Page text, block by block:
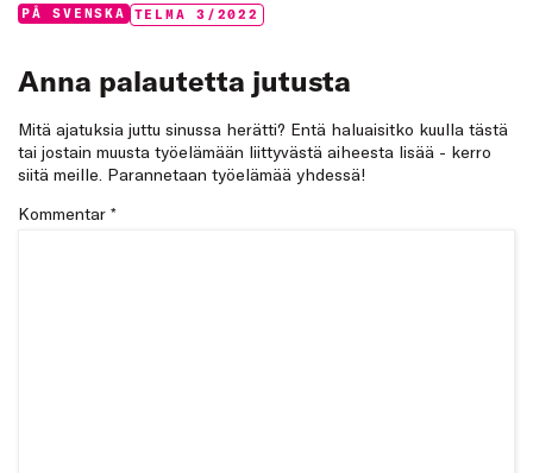
Categories:
PÅ SVENSKA Tags:
TELMA 3/2022
Anna palautetta jutusta
Mitä ajatuksia juttu sinussa herätti? Entä haluaisitko kuulla tästä
tai jostain muusta työelämään liittyvästä aiheesta lisää - kerro
siitä meille. Parannetaan työelämää yhdessä!
Kommentar *